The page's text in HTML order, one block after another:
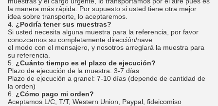
la manera más rápida. Por supuesto si usted tiene otra mejor
idea sobre transporte, lo aceptaremos.
4. ¿Podría tener sus muestras?
Si usted necesita alguna muestra para la referencia, por favor
conozcamos su completamente dirección/nave
el modo con el mensajero, y nosotros arreglará la muestra para
su referencia.
5. ¿Cuánto tiempo es el plazo de ejecución?
Plazo de ejecución de la muestra: 3-7 días
Plazo de ejecución a granel: 7-10 días (depende de cantidad de
la orden)
6. ¿Cómo pago mi orden?
Aceptamos L/C, T/T, Western Union, Paypal, fideicomiso